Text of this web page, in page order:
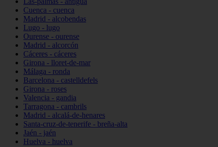
Cuenca - cuenca
Madrid - alcobendas
Lugo - lugo
Ourense - ourense
Madrid - alcorcón
Cáceres - cáceres
Girona - lloret-de-mar
Málaga - ronda
Barcelona - castelldefels
Girona - roses
Valencia - gandia
Tarragona - cambrils
Madrid - alcalá-de-henares
Santa-cruz-de-tenerife - breña-alta
Jaén - jaén
Huelva - huelva